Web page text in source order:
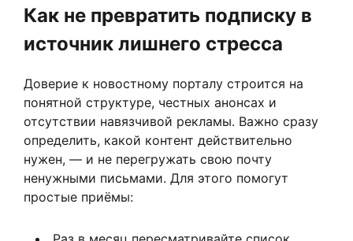
Как не превратить подписку в
источник лишнего стресса
Доверие к новостному порталу строится на
понятной структуре, честных анонсах и
отсутствии навязчивой рекламы. Важно сразу
определить, какой контент действительно
нужен, — и не перегружать свою почту
ненужными письмами. Для этого помогут
простые приёмы: